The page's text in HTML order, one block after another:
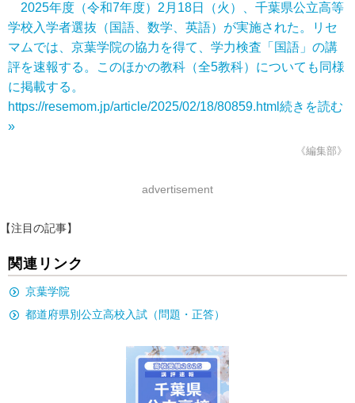
2025年度（令和7年度）2月18日（火）、千葉県公立高等
学校入学者選抜（国語、数学、英語）が実施された。リセ
マムでは、京葉学院の協力を得て、学力検査「国語」の講
評を速報する。このほかの教科（全5教科）についても同様
に掲載する。
https://resemom.jp/article/2025/02/18/80859.html 続きを読む
»
《編集部》
advertisement
【注目の記事】
関連リンク
京葉学院
都道府県別公立高校入試（問題・正答）